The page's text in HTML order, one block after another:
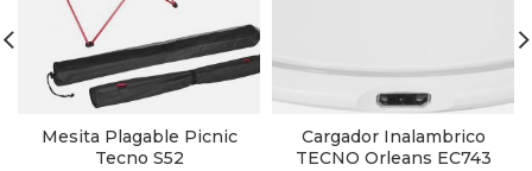
Mesita Plagable Picnic
Tecno S52
Cargador Inalambrico
TECNO Orleans EC743